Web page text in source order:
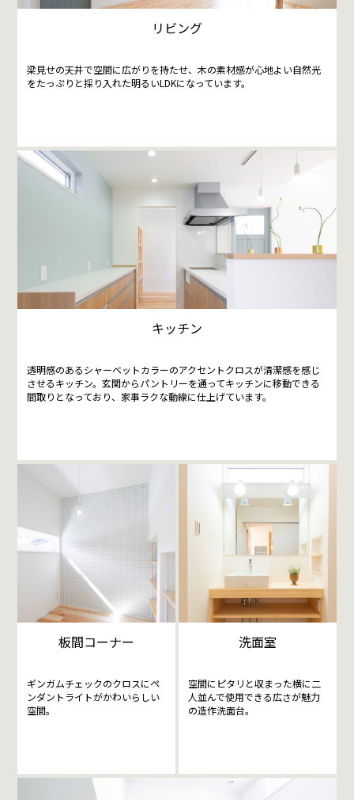
リビング
梁見せの天井で空間に広がりを持たせ、木の素材感が心地よい自然光
をたっぷりと採り入れた明るいLDKになっています。
キッチン
透明感のあるシャーベットカラーのアクセントクロスが清潔感を感じ
させるキッチン。玄関からパントリーを通ってキッチンに移動できる
間取りとなっており、家事ラクな動線に仕上げています。
板間コーナー
ギンガムチェックのクロスにペ
ンダントライトがかわいらしい
空間。
洗面室
空間にピタリと収まった横に二
人並んで使用できる広さが魅力
の造作洗面台。